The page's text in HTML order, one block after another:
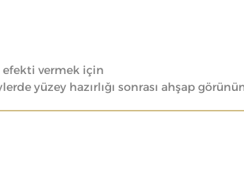
efekti vermek için
yüzey hazırlığı sonrası ahşap